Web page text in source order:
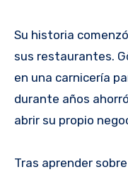
Su historia
sus restaurantes.
en una carnicería
durante años
abrir su propio
Tras aprender